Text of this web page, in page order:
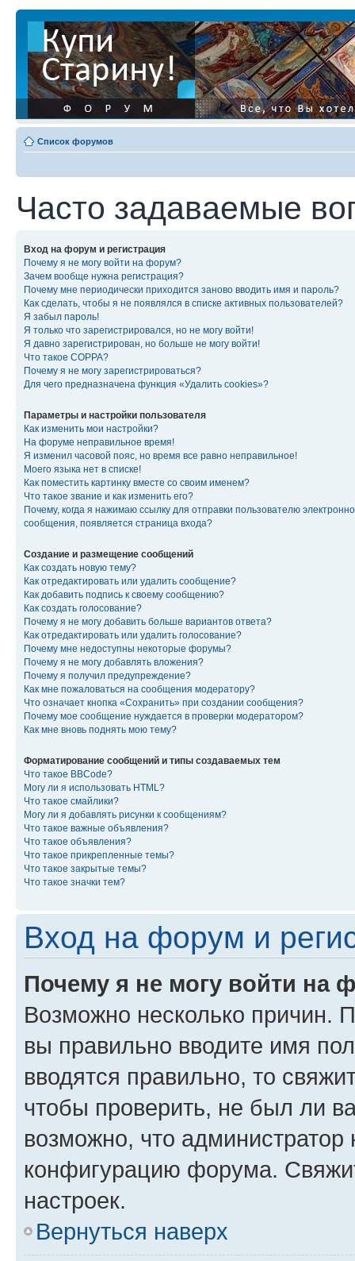
Список форумов
Часто задаваемые
Вход на форум и регистрация
Почему я не могу войти на форум?
Зачем вообще нужна регистрация?
Почему мне периодически приходится заново вводить имя и пароль?
Как сделать, чтобы я не появлялся в списке активных пользователей?
Я забыл пароль!
Я только что зарегистрировался, но не могу войти!
Я давно зарегистрирован, но больше не могу войти!
Что такое COPPA?
Почему я не могу зарегистрироваться?
Для чего предназначена функция «Удалить cookies»?
Параметры и настройки пользователя
Как изменить мои настройки?
На форуме неправильное время!
Я изменил часовой пояс, но время все равно неправильное!
Моего языка нет в списке!
Как поместить картинку вместе со своим именем?
Что такое звание и как изменить его?
Почему, когда я нажимаю ссылку для отправки пользователю
сообщения, появляется страница входа?
Создание и размещение сообщений
Как создать новую тему?
Как отредактировать или удалить сообщение?
Как добавить подпись к своему сообщению?
Как создать голосование?
Почему я не могу добавить больше вариантов ответа?
Как отредактировать или удалить голосование?
Почему мне недоступны некоторые форумы?
Почему я не могу добавлять вложения?
Почему я получил предупреждение?
Как мне пожаловаться на сообщения модератору?
Что означает кнопка «Сохранить» при создании сообщения?
Почему мое сообщение нуждается в проверки модератором?
Как мне вновь поднять мою тему?
Форматирование сообщений и типы создаваемых тем
Что такое BBCode?
Могу ли я использовать HTML?
Что такое смайлики?
Могу ли я добавлять рисунки к сообщениям?
Что такое важные объявления?
Что такое объявления?
Что такое прикрепленные темы?
Что такое закрытые темы?
Что такое значки тем?
Вход на форум и
Почему я не могу войти на
Возможно несколько причин.
вы правильно вводите имя
вводятся правильно, то
чтобы проверить, не был ли
возможно, что администратор
конфигурацию форума.
настроек.
Вернуться наверх